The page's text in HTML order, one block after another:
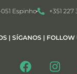
Espinho +351 227
| SÍGANOS | FOLLOW